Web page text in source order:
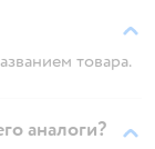
товара.
аналоги?